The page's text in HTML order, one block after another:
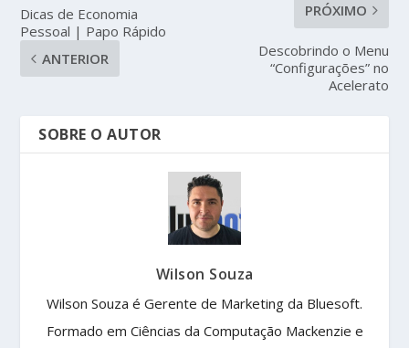
Dicas de Economia
Pessoal | Papo Rápido
ANTERIOR
PRÓXIMO
Descobrindo o Menu
“Configurações” no
Acelerato
SOBRE O AUTOR
Wilson Souza
Wilson Souza é Gerente de Marketing da Bluesoft.
Formado em Ciências da Computação Mackenzie e